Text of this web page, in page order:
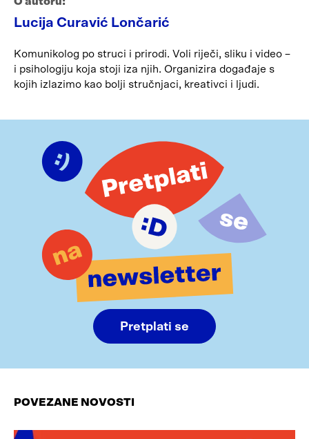
Lucija Curavić Lončarić
Komunikolog po struci i prirodi. Voli riječi, sliku i video –
i psihologiju koja stoji iza njih. Organizira događaje s
kojih izlazimo kao bolji stručnjaci, kreativci i ljudi.
Pretplati se
POVEZANE NOVOSTI